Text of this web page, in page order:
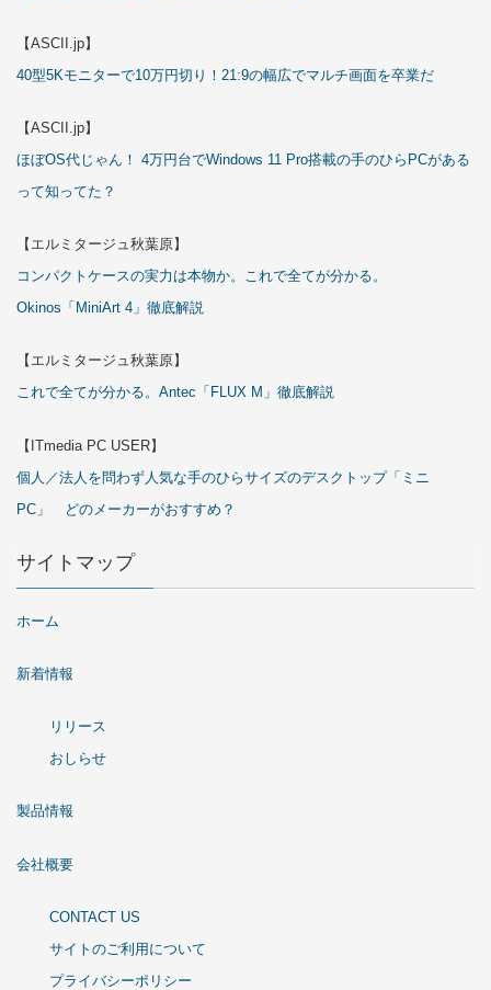
【ASCII.jp】
40型5Kモニターで10万円切り！21:9の幅広でマルチ画面を卒業だ
【ASCII.jp】
ほぼOS代じゃん！ 4万円台でWindows 11 Pro搭載の手のひらPCがある
って知ってた？
【エルミタージュ秋葉原】
コンパクトケースの実力は本物か。これで全てが分かる。
Okinos「MiniArt 4」徹底解説
【エルミタージュ秋葉原】
これで全てが分かる。Antec「FLUX M」徹底解説
【ITmedia PC USER】
個人／法人を問わず人気な手のひらサイズのデスクトップ「ミニ
PC」 どのメーカーがおすすめ？
サイトマップ
ホーム
新着情報
リリース
おしらせ
製品情報
会社概要
CONTACT US
サイトのご利用について
プライバシーポリシー